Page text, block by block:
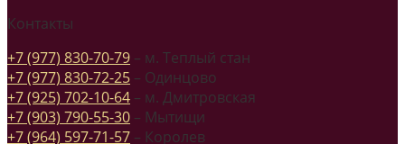
Контакты
+7 (977) 830-70-79 – м. Теплый стан
+7 (977) 830-72-25 – Одинцово
+7 (925) 702-10-64 – м. Дмитровская
+7 (903) 790-55-30 – Мытищи
+7 (964) 597-71-57 – Королев